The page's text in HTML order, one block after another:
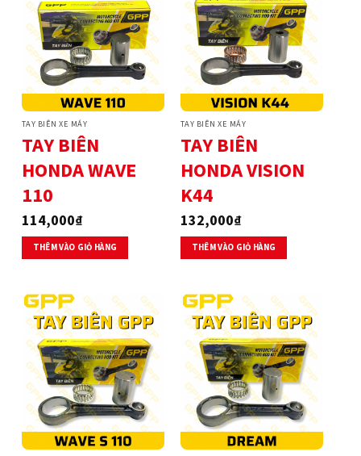
TAY BIÊN XE MÁY
TAY BIÊN
HONDA WAVE
110
114,000₫
THÊM VÀO GIỎ HÀNG
TAY BIÊN XE MÁY
TAY BIÊN
HONDA VISION
K44
132,000₫
THÊM VÀO GIỎ HÀNG